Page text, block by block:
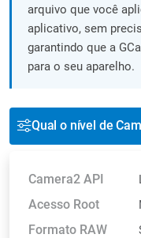
arquivo que você
aplicativo, sem
garantindo que a
para o seu aparelho.
Qual o nível de
Camera2 API
Acesso Root
Formato RAW